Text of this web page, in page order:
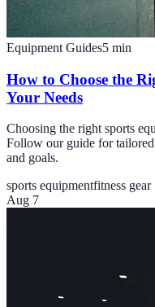
Equipment Guides5 min
How to Choose the
Your Needs
Choosing the right sports
Follow our guide for tailored
and goals.
sports equipmentfitness gear
Aug 7